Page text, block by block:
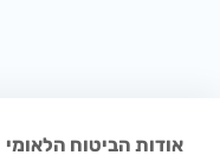
אודות הביטוח הלאומי